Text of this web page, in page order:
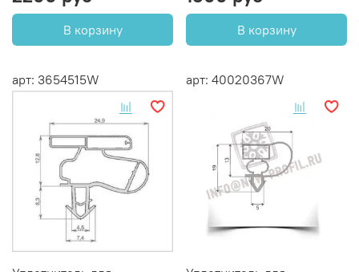
В корзину В корзину
арт: 3654515W арт: 40020367W